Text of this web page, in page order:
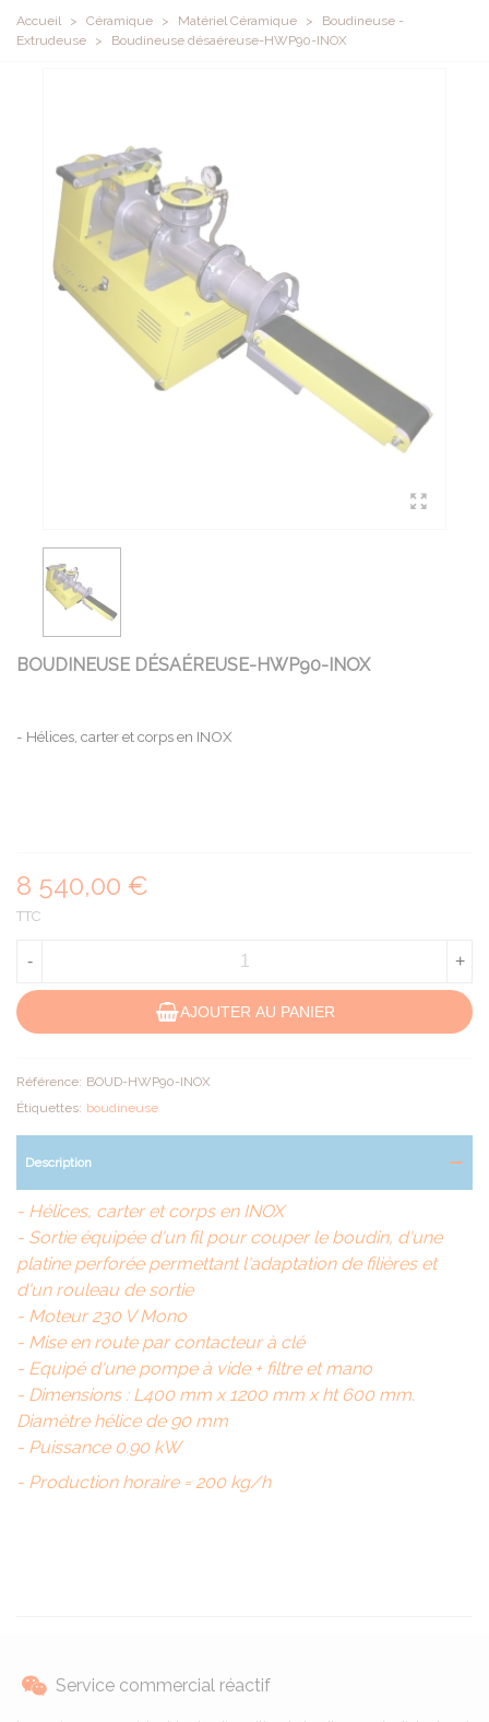
Accueil > Céramique > Matériel Céramique >
Boudineuse -
Extrudeuse
> Boudineuse désaéreuse-HWP90-INOX
BOUDINEUSE DÉSAÉREUSE-HWP90-INOX
- Hélices, carter et corps en INOX
8 540,00 €
TTC
- +
AJOUTER AU PANIER
Référence: BOUD-HWP90-INOX
Étiquettes: boudineuse
Description
- Hélices, carter et corps en INOX
- Sortie équipée d'un fil pour couper le boudin, d'une
platine perforée permettant l'adaptation de filières et
d'un rouleau de sortie
- Moteur 230 V Mono
- Mise en route par contacteur à clé
- Equipé d'une pompe à vide + filtre et mano
- Dimensions : L400 mm x 1200 mm x ht 600 mm.
Diamètre hélice de 90 mm
- Puissance 0.90 kW
- Production horaire = 200 kg/h
Service commercial réactif